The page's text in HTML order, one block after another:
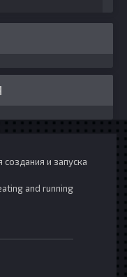
и запуска
and running